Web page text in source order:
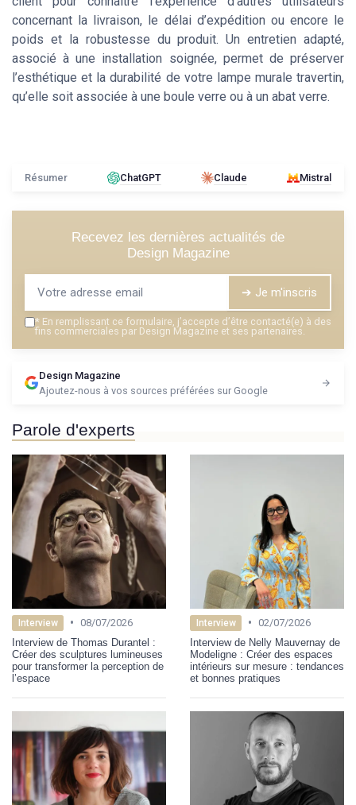
concernant la livraison, le délai d’expédition ou encore le
poids et la robustesse du produit. Un entretien adapté,
associé à une installation soignée, permet de préserver
l’esthétique et la durabilité de votre lampe murale travertin,
qu’elle soit associée à une boule verre ou à un abat verre.
Résumer ChatGPT Claude Mistral
Recevez les dernières actualités de
Design Magazine
➔ Je m'inscris
* En remplissant ce formulaire, j’accepte d’être contacté(e) à des
fins commerciales par Design Magazine et ses partenaires.
Design Magazine
Ajoutez-nous à vos sources préférées sur Google
Parole d'experts
Interview • 08/07/2026
Interview de Thomas Durantel :
Créer des sculptures lumineuses
pour transformer la perception de
l’espace
Interview • 02/07/2026
Interview de Nelly Mauvernay de
Modeligne : Créer des espaces
intérieurs sur mesure : tendances
et bonnes pratiques